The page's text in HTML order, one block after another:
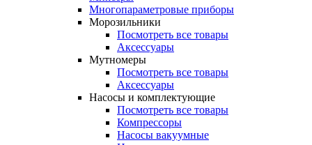
Многопараметровые приборы
Морозильники
Посмотреть все товары
Аксессуары
Мутномеры
Посмотреть все товары
Аксессуары
Насосы и комплектующие
Посмотреть все товары
Компрессоры
Насосы вакуумные